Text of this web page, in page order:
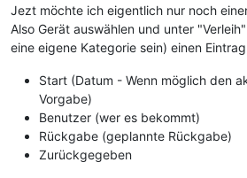
Jezt möchte ich eigentlich nur noch
Also Gerät auswählen und unter
eine eigene Kategorie sein) einen
Start (Datum - Wenn möglich den
Vorgabe)
Benutzer (wer es bekommt)
Rückgabe (geplannte Rückgabe)
Zurückgegeben